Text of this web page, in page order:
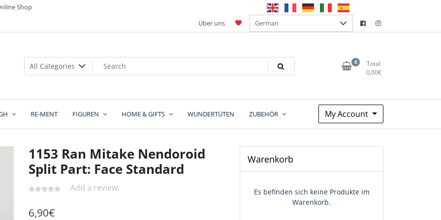
Shop
Über uns
0
Total
0,00€
RE-MENT FIGUREN HOME & GIFTS WUNDERTÜTEN ZUBEHÖR My Account
1153 Ran Mitake Nendoroid
Split Part: Face Standard
Add a review.
6,90€
Warenkorb
Es befinden sich keine Produkte im
Warenkorb.